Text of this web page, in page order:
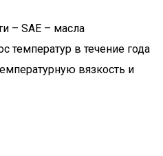
– SAE – масла
температур в течение года
вязкость и